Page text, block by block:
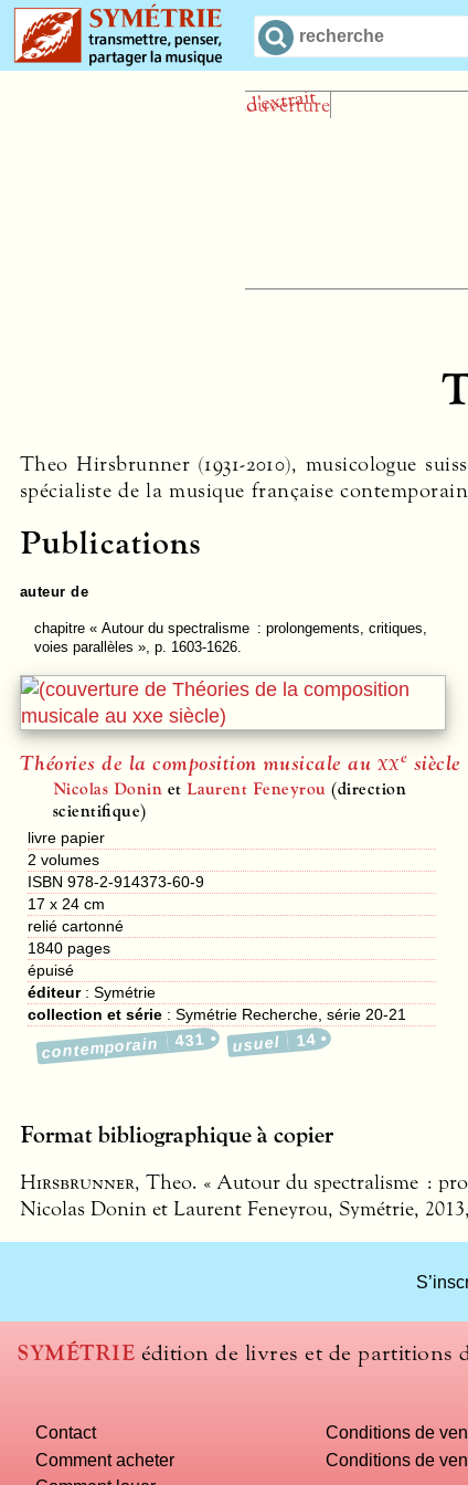
Theo Hirsbrunner (1931-2010), musicologue
spécialiste de la musique française
a enseigné l’analyse, l’histoire et la
musicales au conservatoire de Berne
Publications
auteur de
chapitre« Autour du spectralisme : prolongements, critiques,
voies parallèles », p. 1603-1626.
Théories de la composition musicale au xxe siècle
Nicolas Donin etLaurent Feneyrou (direction
scientifique)
livre papier
2 volumes
ISBN 978-2-914373-60-9
17 x 24 cm
relié cartonné
1840 pages
épuisé
éditeur:Symétrie
collection et série : Symétrie Recherche, série 20-21
contemporain 431 usuel 14
Format bibliographique à copier
Hirsbrunner, Theo. « Autour du spectralisme :
Nicolas Donin et Laurent Feneyrou, Symétrie,
SYMÉTRIE édition de livres et de partitions
Contact
Comment acheter
Conditions de
Conditions de